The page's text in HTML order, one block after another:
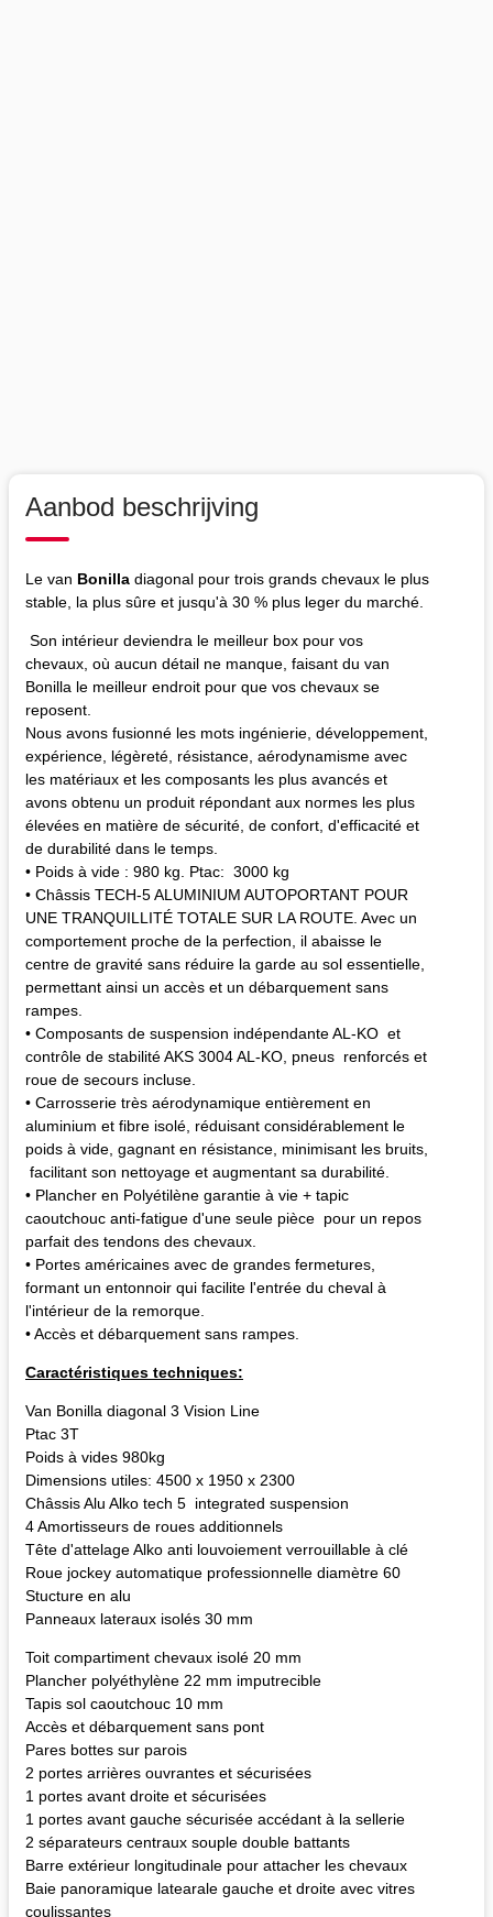
Aanbod beschrijving
Le van Bonilla diagonal pour trois grands chevaux le plus
stable, la plus sûre et jusqu'à 30 % plus leger du marché.
Son intérieur deviendra le meilleur box pour vos
chevaux, où aucun détail ne manque, faisant du van
Bonilla le meilleur endroit pour que vos chevaux se
reposent.
Nous avons fusionné les mots ingénierie, développement,
expérience, légèreté, résistance, aérodynamisme avec
les matériaux et les composants les plus avancés et
avons obtenu un produit répondant aux normes les plus
élevées en matière de sécurité, de confort, d'efficacité et
de durabilité dans le temps.
• Poids à vide : 980 kg. Ptac: 3000 kg
• Châssis TECH-5 ALUMINIUM AUTOPORTANT POUR
UNE TRANQUILLITÉ TOTALE SUR LA ROUTE. Avec un
comportement proche de la perfection, il abaisse le
centre de gravité sans réduire la garde au sol essentielle,
permettant ainsi un accès et un débarquement sans
rampes.
• Composants de suspension indépendante AL-KO et
contrôle de stabilité AKS 3004 AL-KO, pneus renforcés et
roue de secours incluse.
• Carrosserie très aérodynamique entièrement en
aluminium et fibre isolé, réduisant considérablement le
poids à vide, gagnant en résistance, minimisant les bruits,
facilitant son nettoyage et augmentant sa durabilité.
• Plancher en Polyétilène garantie à vie + tapic
caoutchouc anti-fatigue d'une seule pièce pour un repos
parfait des tendons des chevaux.
• Portes américaines avec de grandes fermetures,
formant un entonnoir qui facilite l'entrée du cheval à
l'intérieur de la remorque.
• Accès et débarquement sans rampes.
Caractéristiques techniques:
Van Bonilla diagonal 3 Vision Line
Ptac 3T
Poids à vides 980kg
Dimensions utiles: 4500 x 1950 x 2300
Châssis Alu Alko tech 5 integrated suspension
4 Amortisseurs de roues additionnels
Tête d'attelage Alko anti louvoiement verrouillable à clé
Roue jockey automatique professionnelle diamètre 60
Stucture en alu
Panneaux lateraux isolés 30 mm
Toit compartiment chevaux isolé 20 mm
Plancher polyéthylène 22 mm imputrecible
Tapis sol caoutchouc 10 mm
Accès et débarquement sans pont
Pares bottes sur parois
2 portes arrières ouvrantes et sécurisées
1 portes avant droite et sécurisées
1 portes avant gauche sécurisée accédant à la sellerie
2 séparateurs centraux souple double battants
Barre extérieur longitudinale pour attacher les chevaux
Baie panoramique latearale gauche et droite avec vitres
coulissantes